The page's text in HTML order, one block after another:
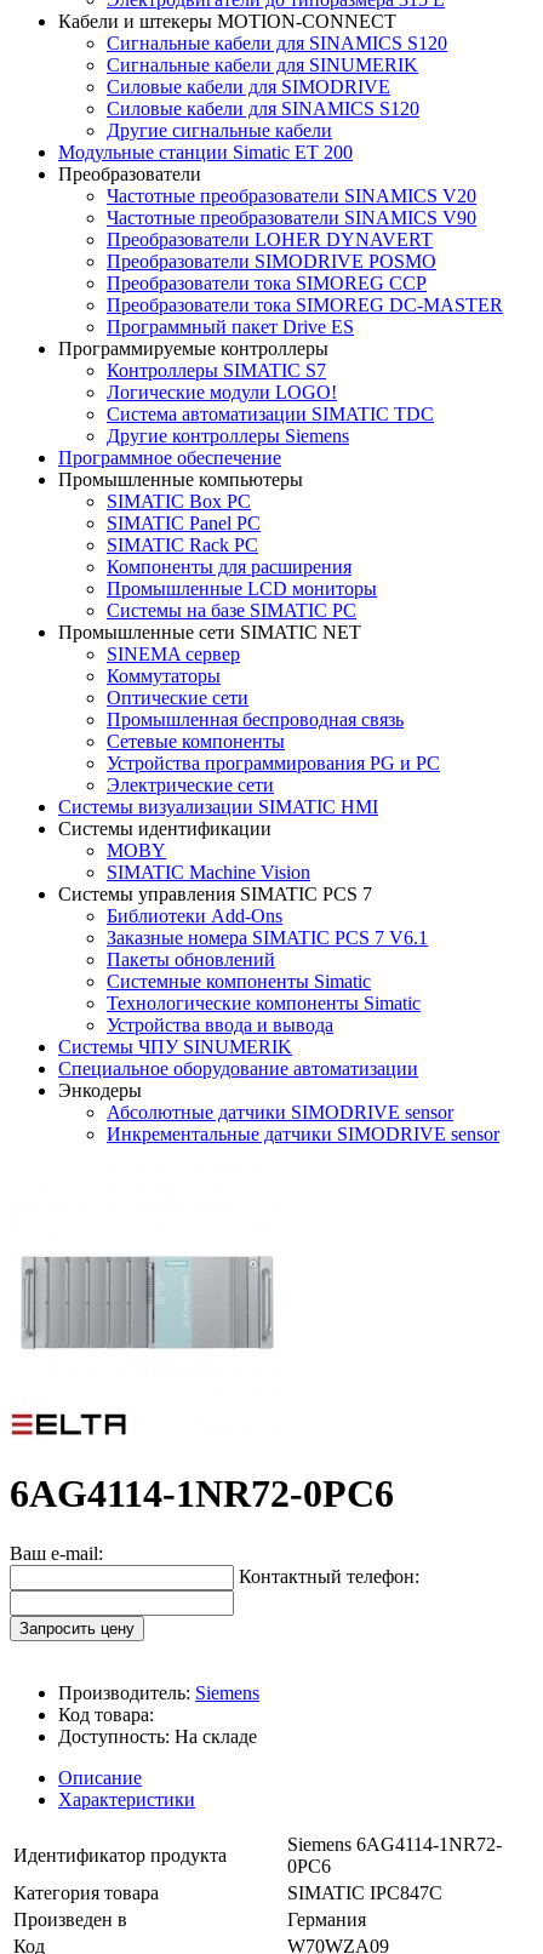
Кабели и штекеры MOTION-CONNECT
Сигнальные кабели для SINAMICS S120
Сигнальные кабели для SINUMERIK
Силовые кабели для SIMODRIVE
Силовые кабели для SINAMICS S120
Другие сигнальные кабели
Модульные станции Simatic ET 200
Преобразователи
Частотные преобразователи SINAMICS V20
Частотные преобразователи SINAMICS V90
Преобразователи LOHER DYNAVERT
Преобразователи SIMODRIVE POSMO
Преобразователи тока SIMOREG CCP
Преобразователи тока SIMOREG DC-MASTER
Программный пакет Drive ES
Программируемые контроллеры
Контроллеры SIMATIC S7
Логические модули LOGO!
Система автоматизации SIMATIC TDC
Другие контроллеры Siemens
Программное обеспечение
Промышленные компьютеры
SIMATIC Box PC
SIMATIC Panel PС
SIMATIC Rack PC
Компоненты для расширения
Промышленные LCD мониторы
Системы на базе SIMATIC PC
Промышленные сети SIMATIC NET
SINEMA сервер
Коммутаторы
Оптические сети
Промышленная беспроводная связь
Сетевые компоненты
Устройства программирования PG и PC
Электрические сети
Системы визуализации SIMATIC HMI
Системы идентификации
MOBY
SIMATIC Machine Vision
Системы управления SIMATIC PCS 7
Библиотеки Add-Ons
Заказные номера SIMATIC PCS 7 V6.1
Пакеты обновлений
Системные компоненты Simatic
Технологические компоненты Simatic
Устройства ввода и вывода
Системы ЧПУ SINUMERIK
Специальное оборудование автоматизации
Энкодеры
Абсолютные датчики SIMODRIVE sensor
Инкрементальные датчики SIMODRIVE sensor
6AG4114-1NR72-0PC6
Ваш e-mail:
Контактный телефон:
Запросить цену
Производитель: Siemens
Код товара:
Доступность: На складе
Описание
Характеристики
Идентификатор продукта
Siemens 6AG4114-1NR72-
0PC6
Категория товара
SIMATIC IPC847C
Произведен в
Германия
Код
W70WZA09